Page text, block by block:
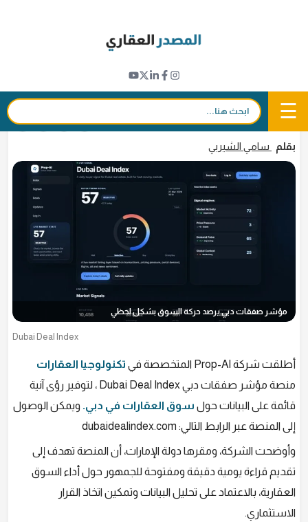
☰ بحث:
التكنولوجيا العقارية (بروبتك)
شركة Prop-AI تطلق "مؤشر صفقات دبي"
لرصد حركة سوق العقارات في دبي بشكل فوري
27 مارس 2026 - 17:42 f
𝕏
in
بقلم سامي الشيربي
مؤشر صفقات دبي يرصد حركة السوق بشكل لحظي
Dubai Deal Index
أطلقت شركة Prop-AI المتخصصة في
تكنولوجيا العقارات
منصة مؤشر صفقات دبي Dubai Deal Index ، لتوفير رؤى آنية
قائمة على البيانات حول سوق العقارات في دبي. ويمكن الوصول
إلى المنصة عبر الرابط التالي: dubaidealindex.com
وأوضحت الشركة، ومقرها دولة الإمارات، أن المنصة تهدف إلى
تقديم قراءة يومية دقيقة ومفتوحة للجمهور حول أداء السوق
العقارية، بالاعتماد على تحليل البيانات وتمكين اتخاذ القرار
الاستثماري.